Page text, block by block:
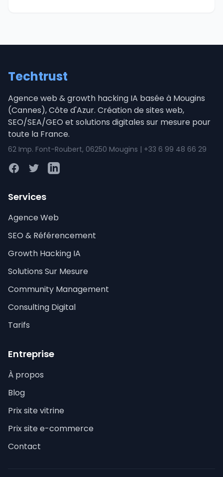
Techtrust
Agence web & growth hacking IA basée à Mougins
(Cannes), Côte d'Azur. Création de sites web,
SEO/SEA/GEO et solutions digitales sur mesure pour
toute la France.
62 Imp. Font-Roubert, 06250 Mougins | +33 6 99 48 66 29
FacebookTwitterLinkedIn
Services
Agence Web
SEO & Référencement
Growth Hacking IA
Solutions Sur Mesure
Community Management
Consulting Digital
Tarifs
Entreprise
À propos
Blog
Prix site vitrine
Prix site e-commerce
Contact